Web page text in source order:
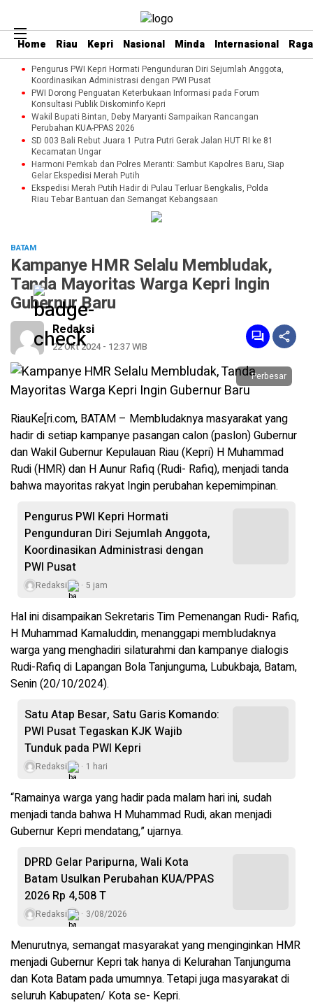
Home Riau Kepri Nasional Minda Internasional
Pengurus PWI Kepri Hormati Pengunduran Diri Sejumlah Anggota,
Koordinasikan Administrasi dengan PWI Pusat
PWI Dorong Penguatan Keterbukaan Informasi pada Forum
Konsultasi Publik Diskominfo Kepri
Wakil Bupati Bintan, Deby Maryanti Sampaikan Rancangan
Perubahan KUA-PPAS 2026
SD 003 Bali Rebut Juara 1 Putra Putri Gerak Jalan HUT RI ke 81
Kecamatan Ungar
Harmoni Pemkab dan Polres Meranti: Sambut Kapolres Baru, Siap
Gelar Ekspedisi Merah Putih
Ekspedisi Merah Putih Hadir di Pulau Terluar Bengkalis, Polda
Riau Tebar Bantuan dan Semangat Kebangsaan
BATAM
Kampanye HMR Selalu Membludak,
Tanda Mayoritas Warga Kepri Ingin
Gubernur Baru
Redaksi
22 Okt 2024 - 12:37 WIB
Perbesar
RiauKe[ri.com, BATAM – Membludaknya masyarakat yang
hadir di setiap kampanye pasangan calon (paslon) Gubernur
dan Wakil Gubernur Kepulauan Riau (Kepri) H Muhammad
Rudi (HMR) dan H Aunur Rafiq (Rudi- Rafiq), menjadi tanda
bahwa mayoritas rakyat Ingin perubahan kepemimpinan.
Pengurus PWI Kepri Hormati
Pengunduran Diri Sejumlah Anggota,
Koordinasikan Administrasi dengan
PWI Pusat
Redaksi 5 jam
Hal ini disampaikan Sekretaris Tim Pemenangan Rudi- Rafiq,
H Muhammad Kamaluddin, menanggapi membludaknya
warga yang menghadiri silaturahmi dan kampanye dialogis
Rudi-Rafiq di Lapangan Bola Tanjunguma, Lubukbaja, Batam,
Senin (20/10/2024).
Satu Atap Besar, Satu Garis Komando:
PWI Pusat Tegaskan KJK Wajib
Tunduk pada PWI Kepri
Redaksi 1 hari
“Ramainya warga yang hadir pada malam hari ini, sudah
menjadi tanda bahwa H Muhammad Rudi, akan menjadi
Gubernur Kepri mendatang,” ujarnya.
DPRD Gelar Paripurna, Wali Kota
Batam Usulkan Perubahan KUA/PPAS
2026 Rp 4,508 T
Redaksi 3/08/2026
Menurutnya, semangat masyarakat yang menginginkan HMR
menjadi Gubernur Kepri tak hanya di Kelurahan Tanjunguma
dan Kota Batam pada umumnya. Tetapi juga masyarakat di
seluruh Kabupaten/ Kota se- Kepri.